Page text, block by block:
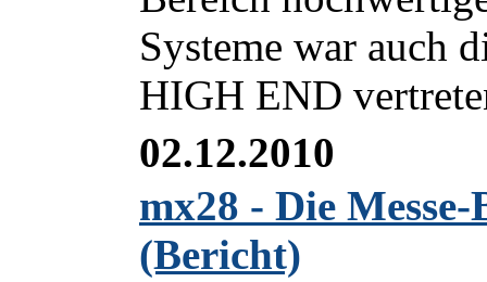
Systeme war auch
HIGH END
02.12.2010
mx28 - Die
(Bericht)